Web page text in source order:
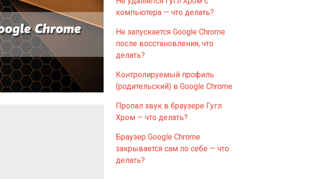
компьютера — что делать?
Не запускается Google Chrome
после восстановления, что
делать?
Контролируемый профиль
(родительский) в Google Chrome
Пропал звук в браузере Гугл
Хром — что делать?
Браузер Google Chrome
закрывается сам по себе — что
делать?